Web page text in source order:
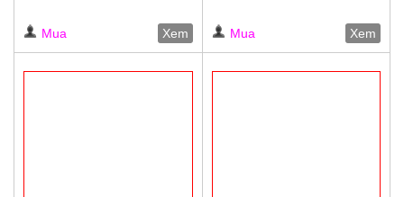
Mua Xem Mua Xem